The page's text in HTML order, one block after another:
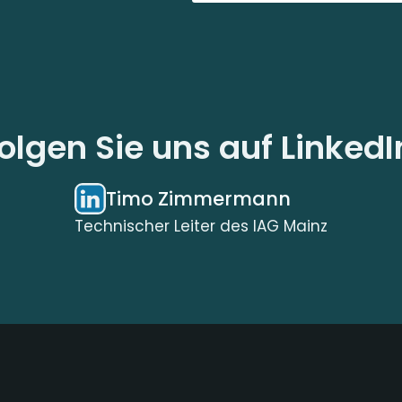
Sie uns auf
Timo Zimmermann
Technischer Leiter des IAG Mainz